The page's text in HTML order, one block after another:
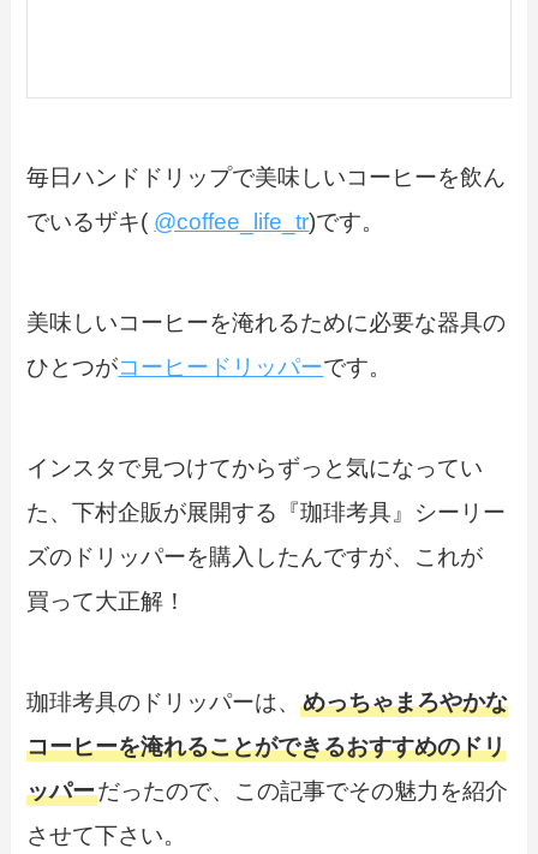
毎日ハンドドリップで美味しいコーヒーを飲ん
でいるザキ( @coffee_life_tr)です。
美味しいコーヒーを淹れるために必要な器具の
ひとつがコーヒードリッパーです。
インスタで見つけてからずっと気になってい
た、下村企販が展開する『珈琲考具』シーリー
ズのドリッパーを購入したんですが、これが
買って大正解！
珈琲考具のドリッパーは、めっちゃまろやかな
コーヒーを淹れることができるおすすめのドリ
ッパーだったので、この記事でその魅力を紹介
させて下さい。